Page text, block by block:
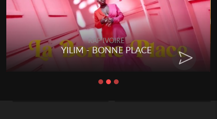
RAP IVOIRE
YILIM - BONNE PLACE